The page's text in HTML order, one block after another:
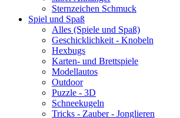
Sternzeichen Schmuck
Spiel und Spaß
Alles (Spiele und Spaß)
Geschicklichkeit - Knobeln
Hexbugs
Karten- und Brettspiele
Modellautos
Outdoor
Puzzle - 3D
Schneekugeln
Tricks - Zauber - Jonglieren